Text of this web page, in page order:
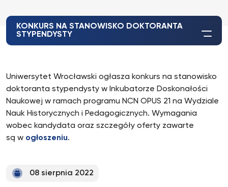
KONKURS NA STANOWISKO DOKTORANTA
STYPENDYSTY
Uniwersytet Wrocławski ogłasza konkurs na stanowisko
doktoranta stypendysty w Inkubatorze Doskonałości
Naukowej w ramach programu NCN OPUS 21 na Wydziale
Nauk Historycznych i Pedagogicznych. Wymagania
wobec kandydata oraz szczegóły oferty zawarte
są w ogłoszeniu.
08 sierpnia 2022